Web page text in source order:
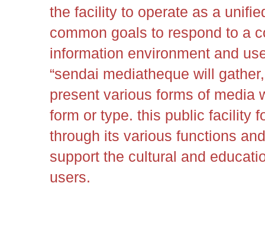
the facility to operate as a
common goals to respond to a
information environment and
“sendai mediatheque will
present various forms of media
form or type. this public facility
through its various functions
support the cultural and
users.